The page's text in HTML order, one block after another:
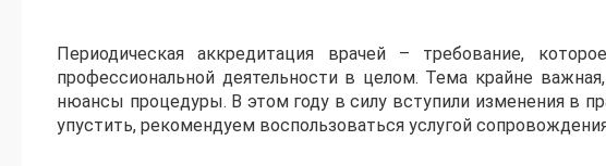
Периодическая аккредитация врачей – требование,
профессиональной деятельности в целом. Тема крайне
нюансы процедуры. В этом году в силу вступили изменения в
упустить, рекомендуем воспользоваться услугой